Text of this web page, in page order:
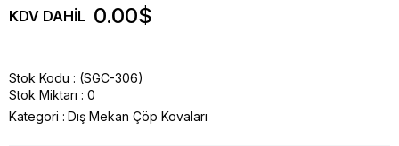
KDV DAHIL 0.00$
Stok Kodu
(SGC-306)
Stok Miktarı : 0
Kategori : Dış Mekan Çöp Kovaları